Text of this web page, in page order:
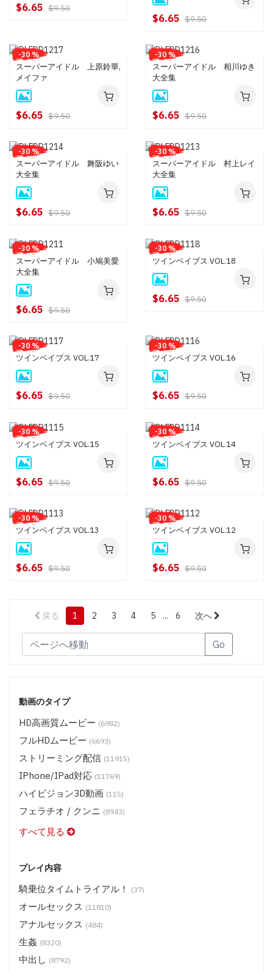
動画のタイプ
HD高画質ムービー (6982)
フルHDムービー (6693)
ストリーミング配信 (11915)
IPhone/iPad対応 (11769)
ハイビジョン3D動画 (115)
フェラチオ / クンニ (8943)
すべて見る
プレイ内容
騎乗位タイムトライアル！ (37)
オールセックス (11810)
アナルセックス (484)
生姦 (8320)
中出し (8792)
$6.65 $9.50
$6.65 $9.50
-30 %
スーパーアイドル 上原鈴華,
メイファ
$6.65 $9.50
-30 %
スーパーアイドル 相川ゆき
大全集
$6.65 $9.50
-30 %
スーパーアイドル 舞阪ゆい
大全集
$6.65 $9.50
-30 %
スーパーアイドル 村上レイ
大全集
$6.65 $9.50
-30 %
スーパーアイドル 小鳩美愛
大全集
$6.65 $9.50
-30 %
ツインベイブス VOL.18
$6.65 $9.50
-30 %
ツインベイブス VOL.17
$6.65 $9.50
-30 %
ツインベイブス VOL.16
$6.65 $9.50
-30 %
ツインベイブス VOL.15
$6.65 $9.50
-30 %
ツインベイブス VOL.14
$6.65 $9.50
-30 %
ツインベイブス VOL.13
$6.65 $9.50
-30 %
ツインベイブス VOL.12
$6.65 $9.50
戻る 1 2 3 4 5 ... 6 次へ
Go